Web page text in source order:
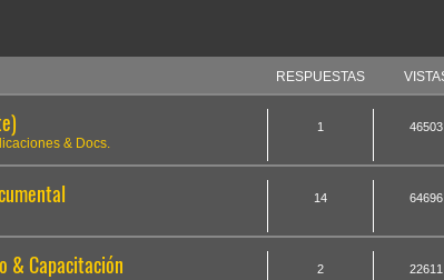
avanzada
RESPUESTAS
& Docs.
1 46503
14 64696
& Capacitación 2 22611